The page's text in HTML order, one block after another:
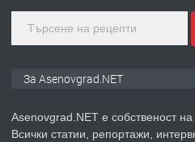
За Asenovgrad.NET
Asenovgrad.NET е
Всички статии, репортажи,